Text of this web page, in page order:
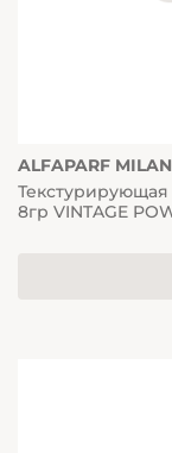
ALFAPARF
8гр VINTAGE